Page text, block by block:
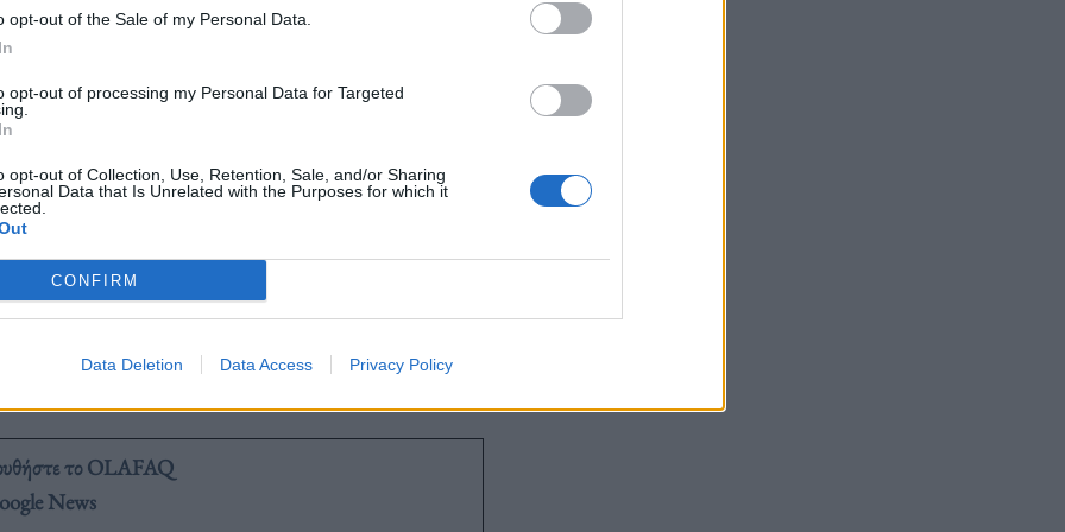
opt-out of the Sale of my Personal Data.
opt-out of processing my Personal Data for Targeted
opt-out of Collection, Use, Retention, Sale, and/or Sharing
Data that Is Unrelated with the Purposes for which it
CONFIRM
Data Deletion Data Access Privacy Policy
της ΕΛΣΤΑΤ:
σημειώνοντας αύξηση κατά 115.538 άτομα σε
άτομα σε σχέση με τον Δεκέμβριο 2023
στο εργατικό δυναμικό, ή «άτομα
δεν εργάζονται ούτε αναζητούν εργασία),
κατά 103.663 άτομα σε σχέση με τον
σχέση με τον Δεκέμβριο του 2023 (1%).
το OLAFAQ
News